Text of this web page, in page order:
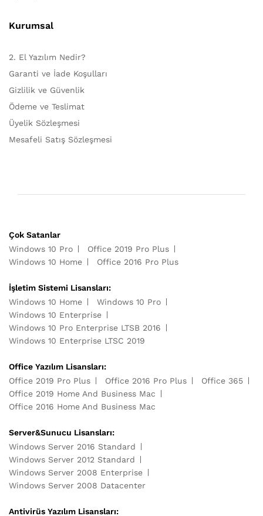
Kurumsal
2. El Yazılım Nedir?
Garanti ve İade Koşulları
Gizlilik ve Güvenlik
Ödeme ve Teslimat
Üyelik Sözleşmesi
Mesafeli Satış Sözleşmesi
Çok Satanlar
Windows 10 Pro
Office 2019 Pro Plus
Windows 10 Home
Office 2016 Pro Plus
İşletim Sistemi Lisansları:
Windows 10 Home
Windows 10 Pro
Windows 10 Enterprise
Windows 10 Pro Enterprise LTSB 2016
Windows 10 Enterprise LTSC 2019
Office Yazılım Lisansları:
Office 2019 Pro Plus
Office 2016 Pro Plus
Office 365
Office 2019 Home And Business Mac
Office 2016 Home And Business Mac
Server&Sunucu Lisansları:
Windows Server 2016 Standard
Windows Server 2012 Standard
Windows Server 2008 Enterprise
Windows Server 2008 Datacenter
Antivirüs Yazılım Lisansları: